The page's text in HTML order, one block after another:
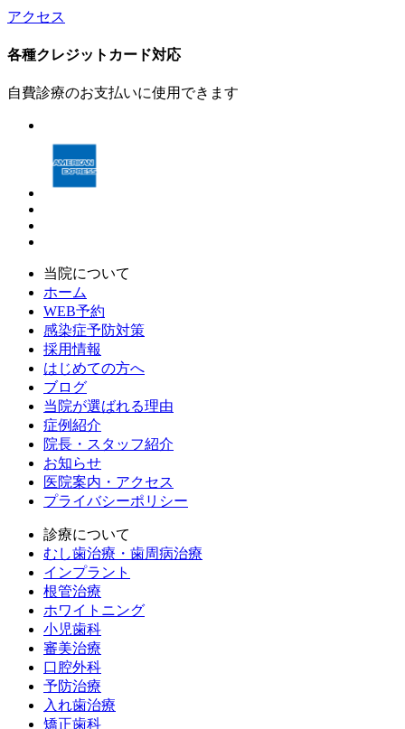
アクセス
各種クレジットカード対応
自費診療のお支払いに使用できます
当院について
ホーム
WEB予約
感染症予防対策
採用情報
はじめての方へ
ブログ
当院が選ばれる理由
症例紹介
院長・スタッフ紹介
お知らせ
医院案内・アクセス
プライバシーポリシー
診療について
むし歯治療・歯周病治療
インプラント
根管治療
ホワイトニング
小児歯科
審美治療
口腔外科
予防治療
入れ歯治療
矯正歯科